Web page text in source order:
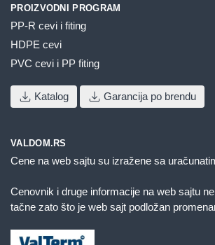
PROIZVODNI PROGRAM
PP-R cevi i fiting
HDPE cevi
PVC cevi i PP fiting
Katalog Garancija po brendu
VALDOM.RS
Cene na web sajtu su izražene sa
Cenovnik i druge informacije na web sajtu
tačne zato što je web sajt podložan